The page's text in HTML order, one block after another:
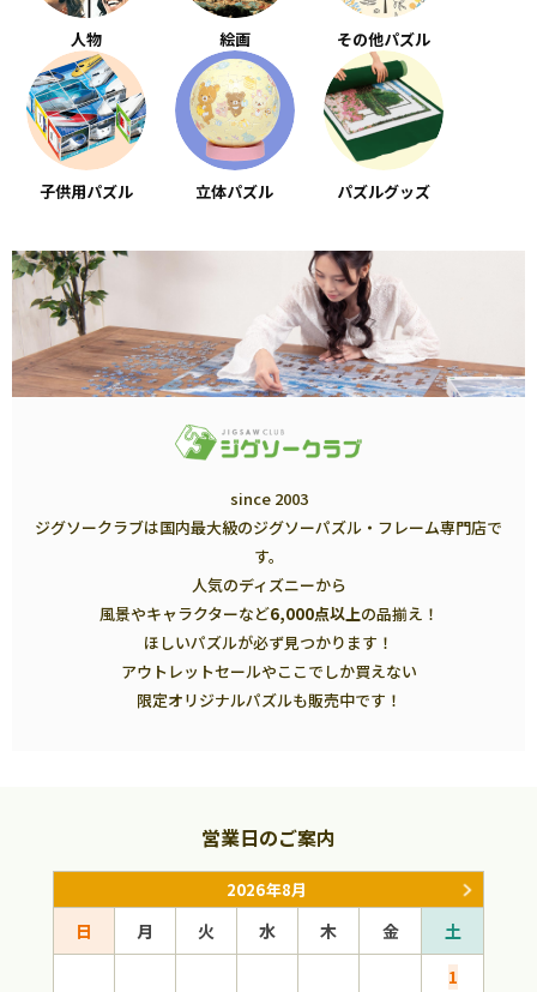
人物 絵画 その他パズル
子供用パズル 立体パズル パズルグッズ
since 2003
ジグソークラブは国内最大級のジグソーパズル・フレーム専門店で
す。
人気のディズニーから
風景やキャラクターなど6,000点以上の品揃え！
ほしいパズルが必ず見つかります！
アウトレットセールやここでしか買えない
限定オリジナルパズルも販売中です！
営業日のご案内
2026年8月
日 月 火 水 木 金
土
1